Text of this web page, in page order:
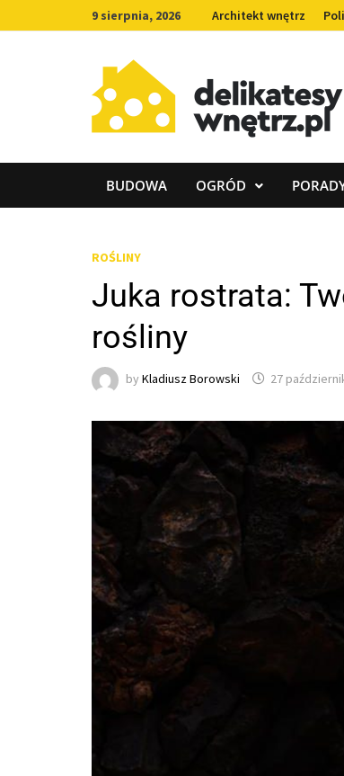
to
9 sierpnia, 2026 Architekt wnętrz
BUDOWA OGRÓD
ROŚLINY
Juka rostrata:
rośliny
by Kladiusz Borowski 27